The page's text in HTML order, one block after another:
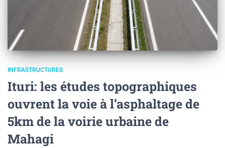
INFRASTRUCTURES
Ituri: les études topographiques
ouvrent la voie à l’asphaltage de
5km de la voirie urbaine de
Mahagi